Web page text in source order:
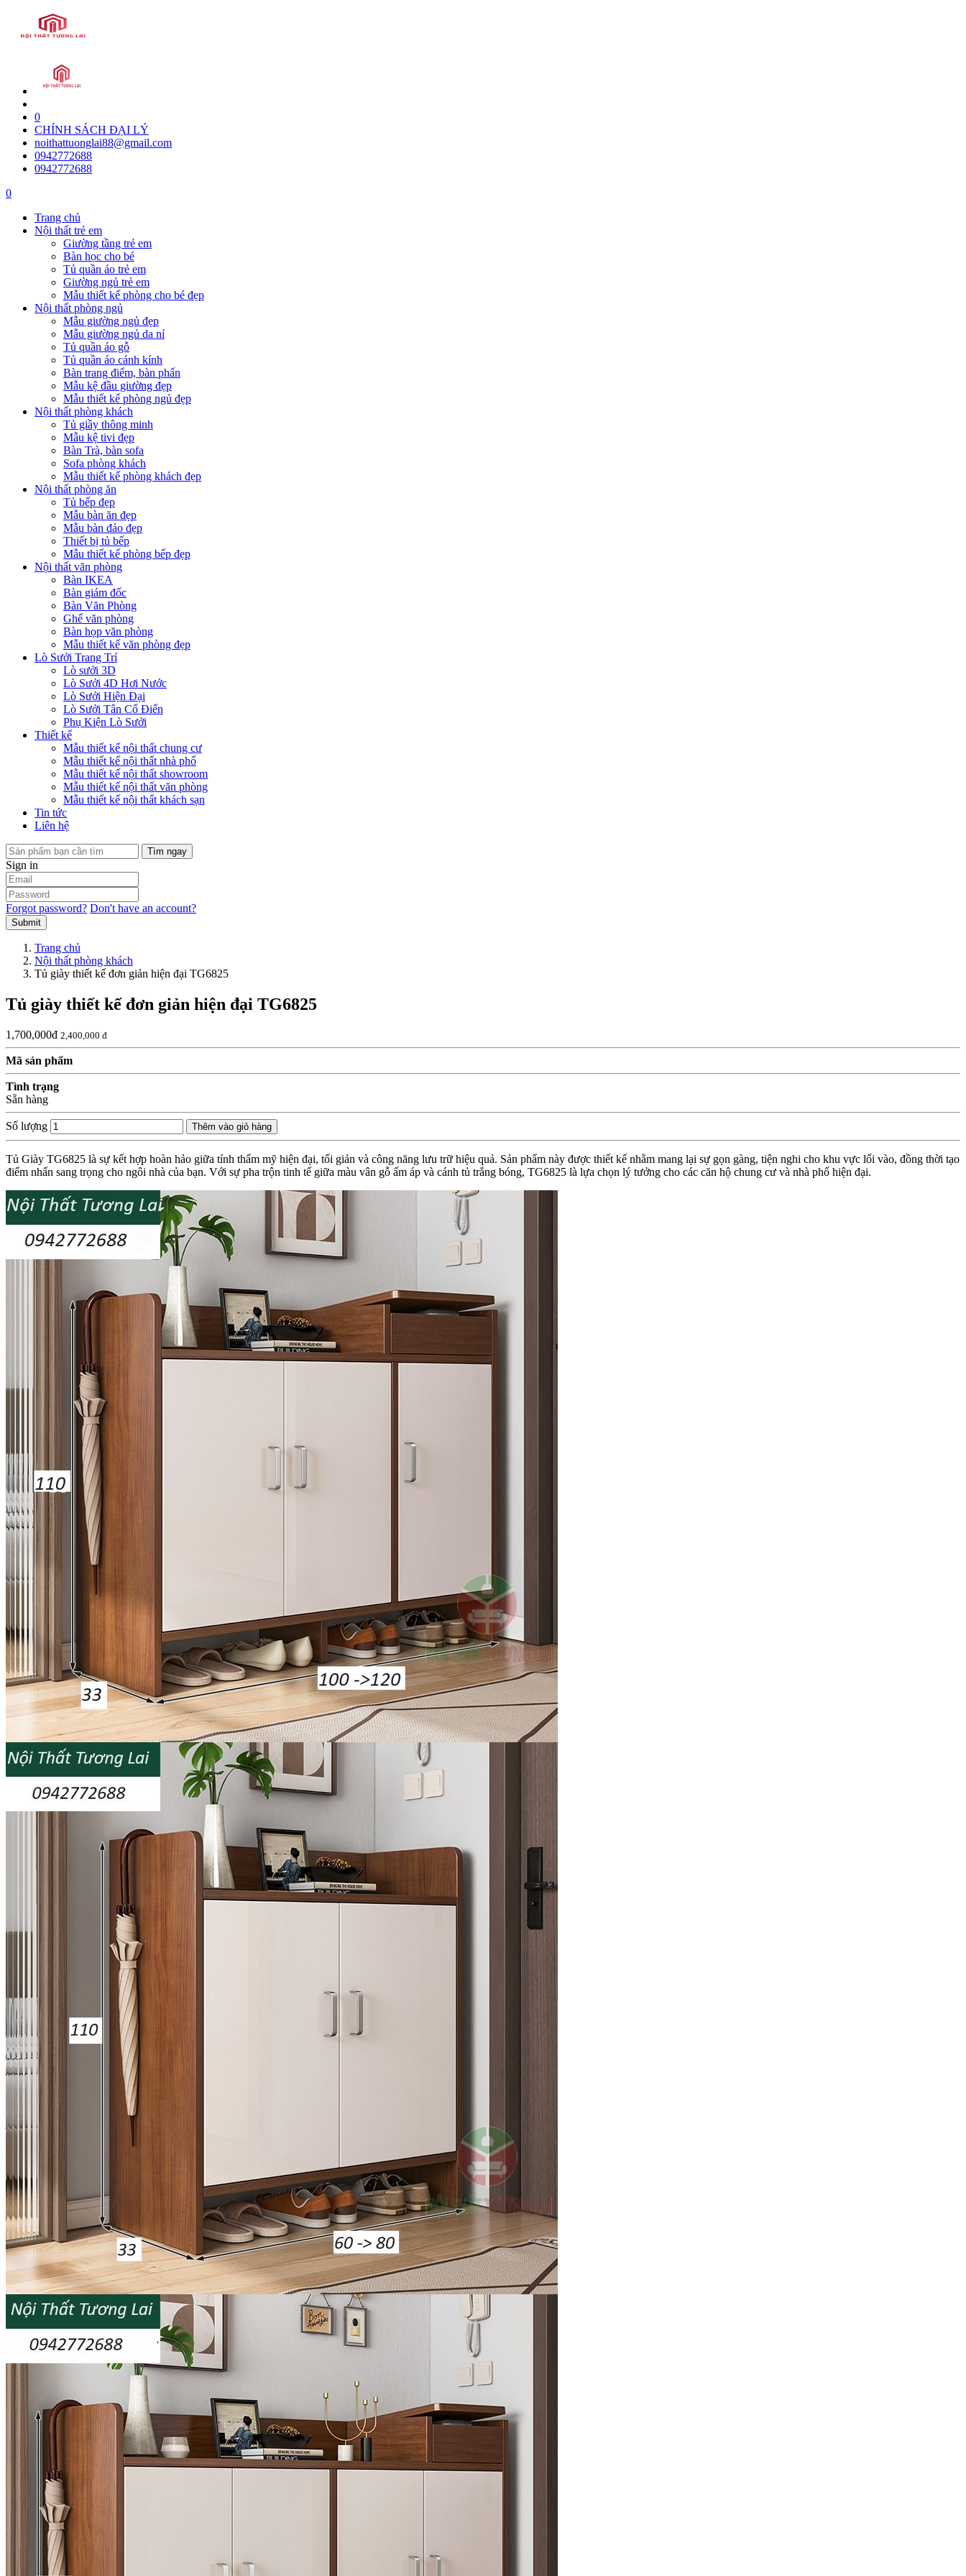
0
CHÍNH SÁCH ĐẠI LÝ
noithattuonglai88@gmail.com
0942772688
0942772688
0
Trang chủ
Nội thất trẻ em
Giường tầng trẻ em
Bàn học cho bé
Tủ quần áo trẻ em
Giường ngủ trẻ em
Mẫu thiết kế phòng cho bé đẹp
Nội thất phòng ngủ
Mẫu giường ngủ đẹp
Mẫu giường ngủ da nỉ
Tủ quần áo gỗ
Tủ quần áo cánh kính
Bàn trang điểm, bàn phấn
Mẫu kệ đầu giường đẹp
Mẫu thiết kế phòng ngủ đẹp
Nội thất phòng khách
Tủ giầy thông minh
Mẫu kệ tivi đẹp
Bàn Trà, bàn sofa
Sofa phòng khách
Mẫu thiết kế phòng khách đẹp
Nội thất phòng ăn
Tủ bếp đẹp
Mẫu bàn ăn đẹp
Mẫu bàn đảo đẹp
Thiết bị tủ bếp
Mẫu thiết kế phòng bếp đẹp
Nội thất văn phòng
Bàn IKEA
Bàn giám đốc
Bàn Văn Phòng
Ghế văn phòng
Bàn họp văn phòng
Mẫu thiết kế văn phòng đẹp
Lò Sưởi Trang Trí
Lò sưởi 3D
Lò Sưởi 4D Hơi Nước
Lò Sưởi Hiện Đại
Lò Sưởi Tân Cổ Điển
Phụ Kiện Lò Sưởi
Thiết kế
Mẫu thiết kế nội thất chung cư
Mẫu thiết kế nội thất nhà phố
Mẫu thiết kế nội thất showroom
Mẫu thiết kế nội thất văn phòng
Mẫu thiết kế nội thất khách sạn
Tin tức
Liên hệ
Tìm ngay
Sign in
Forgot password? Don't have an account?
Submit
Trang chủ
Nội thất phòng khách
Tủ giày thiết kế đơn giản hiện đại TG6825
Tủ giày thiết kế đơn giản hiện đại TG6825
1,700,000đ 2,400,000 đ
Mã sản phẩm
Tình trạng
Sẵn hàng
Số lượng Thêm vào giỏ hàng
Tủ Giày TG6825 là sự kết hợp hoàn hảo giữa tính thẩm mỹ hiện đại, tối giản và công năng lưu trữ hiệu quả. Sản phẩm này được thiết kế nhằm mang lại sự gọn gàng, tiện nghi cho khu vực lối vào, đồng thời tạo
điểm nhấn sang trọng cho ngôi nhà của bạn. Với sự pha trộn tinh tế giữa màu vân gỗ ấm áp và cánh tủ trắng bóng, TG6825 là lựa chọn lý tưởng cho các căn hộ chung cư và nhà phố hiện đại.